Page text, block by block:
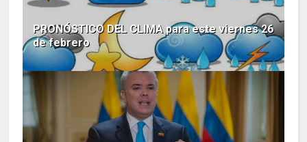
PRONÓSTICO DEL CLIMA para este viernes 26
de febrero